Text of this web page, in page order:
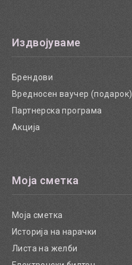
Издвојуваме
Брендови
Вредносен ваучер (подарок)
Партнерска програма
Акција
Моја сметка
Моја сметка
Историја на нарачки
Листа на желби